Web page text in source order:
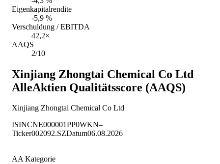
Eigenkapitalrendite
-5,9 %
Verschuldung / EBITDA
42,2×
AAQS
2/10
Xinjiang Zhongtai Chemical Co Ltd
AlleAktien Qualitätsscore (AAQS)
Xinjiang Zhongtai Chemical Co Ltd
ISINCNE000001PP0WKN–
Ticker002092.SZDatum06.08.2026
AA Kategorie